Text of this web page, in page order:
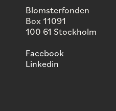
Blomsterfonden
Box 11091
100 61 Stockholm
Facebook
Linkedin